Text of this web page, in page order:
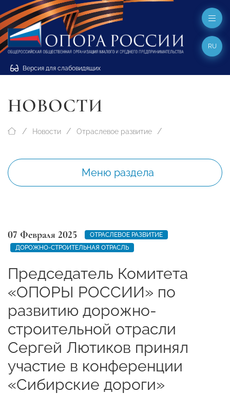
Версия для слабовидящих
RU
НОВОСТИ
Новости Отраслевое развитие
Меню раздела
07 Февраля 2025
ОТРАСЛЕВОЕ РАЗВИТИЕ
ДОРОЖНО-СТРОИТЕЛЬНАЯ ОТРАСЛЬ
Председатель Комитета
«ОПОРЫ РОССИИ» по
развитию дорожно-
строительной отрасли
Сергей Лютиков принял
участие в конференции
«Сибирские дороги»